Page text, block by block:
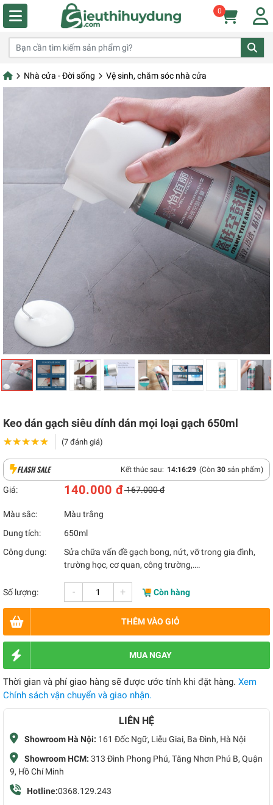
0
Nhà cửa - Đời sống Vệ sinh, chăm sóc nhà cửa
Keo dán gạch siêu dính dán mọi loại gạch 650ml
★★★★★
★★★★★ (7 đánh giá)
FLASH SALE Kết thúc sau: 14:16:27 (Còn 30 sản phẩm)
Giá: 140.000 đ167.000 đ
Màu sắc:
Màu trắng
Dung tích:
650ml
Công dụng:
Sửa chữa vấn đề gạch bong, nứt, vỡ trong gia đình,
trường học, cơ quan, công trường,….
Số lượng: - + Còn hàng
THÊM VÀO GIỎ
MUA NGAY
Thời gian và phí giao hàng sẽ được ước tính khi đặt hàng. Xem
Chính sách vận chuyển và giao nhận.
LIÊN HỆ
Showroom Hà Nội: 161 Đốc Ngữ, Liễu Giai, Ba Đình, Hà Nội
Showroom HCM: 313 Đình Phong Phú, Tăng Nhơn Phú B, Quận
9, Hồ Chí Minh
Hotline:0368.129.243